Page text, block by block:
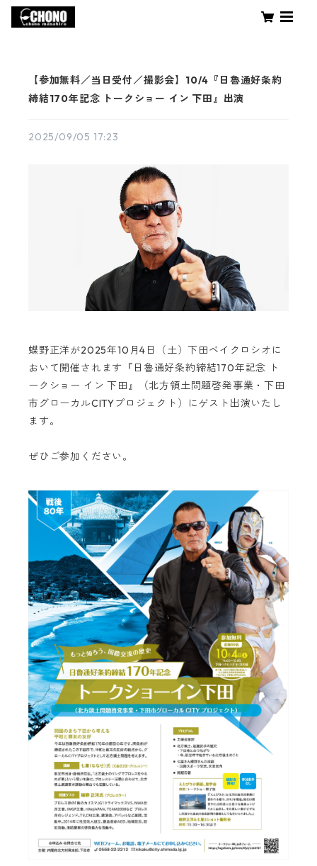
【参加無料／当日受付／撮影会】10/4『日魯通好条約
締結170年記念 トークショー イン 下田』出演
2025/09/05 17:23
蝶野正洋が2025年10月4日（土）下田ベイクロシオに
おいて開催されます『日魯通好条約締結170年記念 ト
ークショー イン 下田』（北方領土問題啓発事業・下田
市グローカルCITYプロジェクト）にゲスト出演いたし
ます。
ぜひご参加ください。